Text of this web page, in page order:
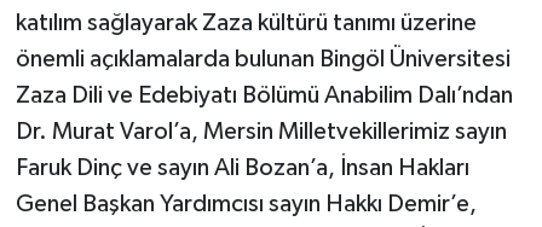
katılım sağlayarak Zaza kültürü tanımı üzerine
önemli açıklamalarda bulunan Bingöl Üniversitesi
Zaza Dili ve Edebiyatı Bölümü Anabilim Dalı’ndan
Dr. Murat Varol’a, Mersin Milletvekillerimiz sayın
Faruk Dinç ve sayın Ali Bozan’a, İnsan Hakları
Genel Başkan Yardımcısı sayın Hakkı Demir’e,